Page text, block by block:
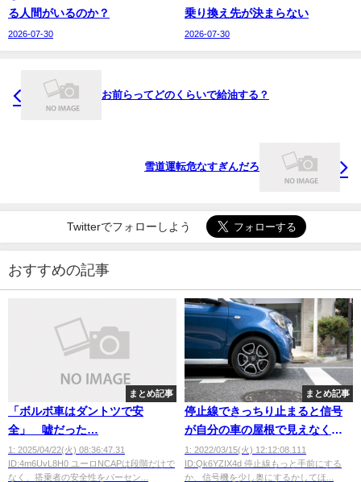
る人間がいるのか？
2026-07-30
乗り換え先が決まらない
2026-07-30
お前らってどのくらいで給油する？
雪道運転危なすぎんだろ
Twitterでフォローしよう
おすすめの記事
まとめ記事
「ボルボ車はダントツで安
全」 嘘だった…
1: 2025/04/22(火) 08:36:47.31
ID:4m6UvL8H0 ユーロNCAPは段階だけで
なく、搭乗者の安全性をパーセン...
まとめ記事
停止線できっちり止まると信号
が自分の車の屋根で見えなくな
るのどうにかしてｗｗｗｗ
1: 2022/03/15(火) 12:12:08.111
ID:Qk6YZIX4d 停止線もっと手前にする
か、信号機を少し奥にするかしてほ...